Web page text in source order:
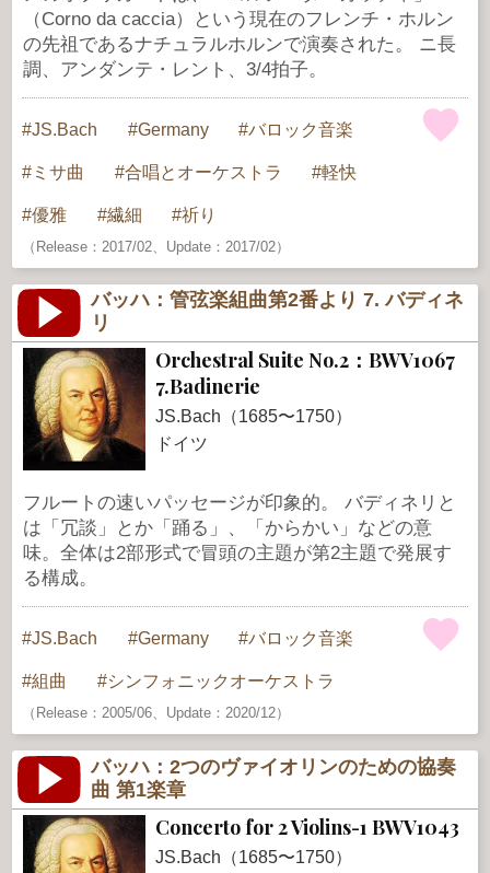
（Corno da caccia）という現在のフレンチ・ホルン
の先祖であるナチュラルホルンで演奏された。 ニ長
調、アンダンテ・レント、3/4拍子。
JS.Bach Germany バロック音楽
ミサ曲 合唱とオーケストラ 軽快
優雅 繊細 祈り
（Release：2017/02、Update：2017/02）
バッハ：管弦楽組曲第2番より 7. バディネ
リ
Orchestral Suite No.2：BWV1067
7.Badinerie
JS.Bach（1685〜1750）
ドイツ
フルートの速いパッセージが印象的。 バディネリと
は「冗談」とか「踊る」、「からかい」などの意
味。全体は2部形式で冒頭の主題が第2主題で発展す
る構成。
JS.Bach Germany バロック音楽
組曲 シンフォニックオーケストラ
（Release：2005/06、Update：2020/12）
バッハ：2つのヴァイオリンのための協奏
曲 第1楽章
Concerto for 2 Violins-1 BWV1043
JS.Bach（1685〜1750）